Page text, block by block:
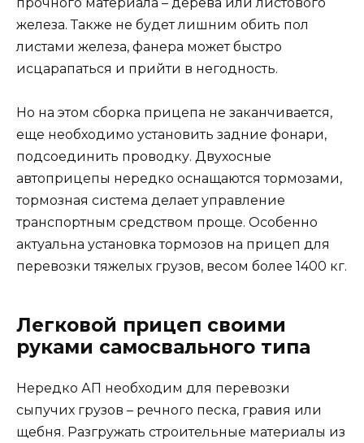
железа. Также не будет лишним обить пол
листами железа, фанера может быстро
исцарапаться и прийти в негодность.
Но на этом сборка прицепа не заканчивается,
еще необходимо установить задние фонари,
подсоединить проводку. Двухосные
автоприцепы нередко оснащаются тормозами,
тормозная система делает управление
транспортным средством проще. Особенно
актуальна установка тормозов на прицеп для
перевозки тяжелых грузов, весом более 1400 кг.
Легковой прицеп своими
руками самосвального типа
Нередко АП необходим для перевозки
сыпучих грузов – речного песка, гравия или
щебня. Разгружать строительные материалы из